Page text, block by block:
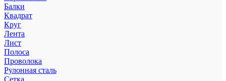
Балки
Квадрат
Круг
Лента
Лист
Полоса
Проволока
Рулонная сталь
Сетка